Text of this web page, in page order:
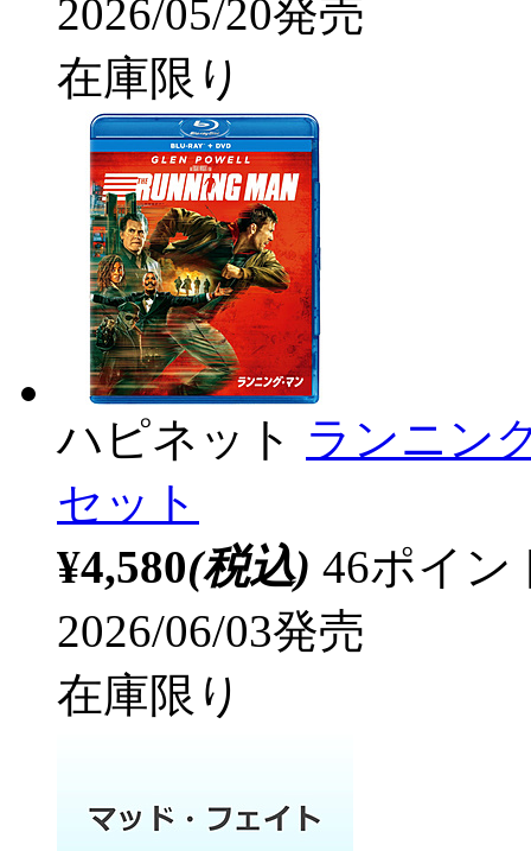
2026/05/20発売
在庫限り
ハピネット ランニン
セット
¥4,580(税込) 46ポイ
2026/06/03発売
在庫限り